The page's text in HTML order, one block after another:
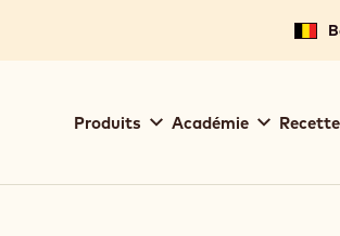
navigation
Produits Académie